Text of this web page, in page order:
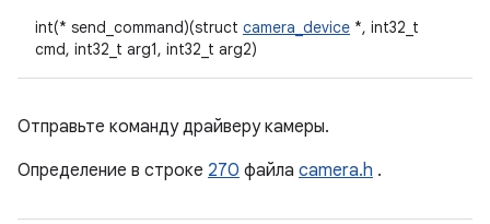
int(* send_command)(struct camera_device *, int32_t
cmd, int32_t arg1, int32_t arg2)
Отправьте команду драйверу камеры.
Определение в строке 270 файла camera.h .